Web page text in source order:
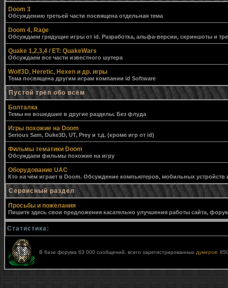
Doom 3
Обсуждению третьей части посвящена отдельная тема
Doom 4, Rage
Обсуждаем грядущие игры от id. Разработка, альфа-версии, скриншоты и
Quake 1,2,3,4 / ET: QuakeWars
Обсуждаем все части известного шутера
Wolf3D, Heretic, Hexen и др. игры
Тема посвящена другим играм компании id Software
Пустой трёп обо всём
Болталка
Темы не вошедшие в другие разделы. Без флуда
Игры похожие на Doom
Serious Sam, Duke3D, UT, Prey и т.д. (кроме игр от id)
Фильмы тематики Doom
Обсуждаем фильмы похожие на игру
Оборудование UAC
Кто на чём играет в Doom. Обсуждение компьютеров, мобильных устройств
Сервисный раздел
Просьбы и пожелания
Пишите здесь свои предложения касательно улучшения работы сайта,
Статистика:
В базе форума 63 000 сообщений, всего зарегистрированных думеров: